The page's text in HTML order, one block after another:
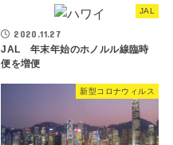
JAL
2020.11.27
JAL 年末年始のホノルル線臨時
便を増便
新型コロナウィルス